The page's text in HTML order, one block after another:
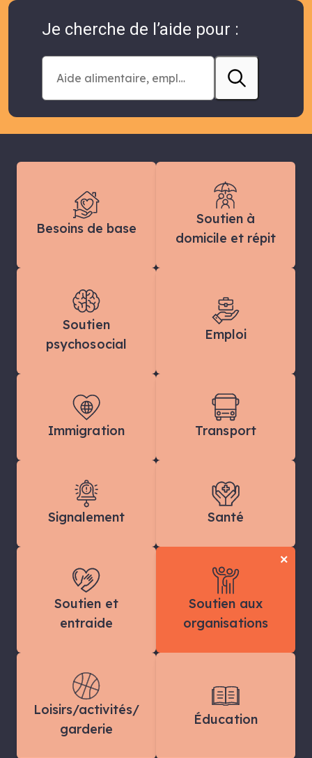
Je cherche de l’aide pour :
Besoins de base
Soutien à
domicile et répit
Soutien
psychosocial
Emploi
Immigration Transport
Signalement Santé
Soutien et
entraide
Soutien aux
organisations
×
Loisirs/activités/
garderie
Éducation